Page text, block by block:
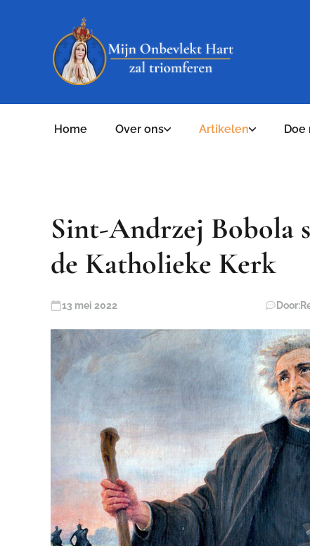
Home Over ons Artikelen Doe
Sint-Andrzej Bobola
de Katholieke Kerk
13 mei 2022 Door: